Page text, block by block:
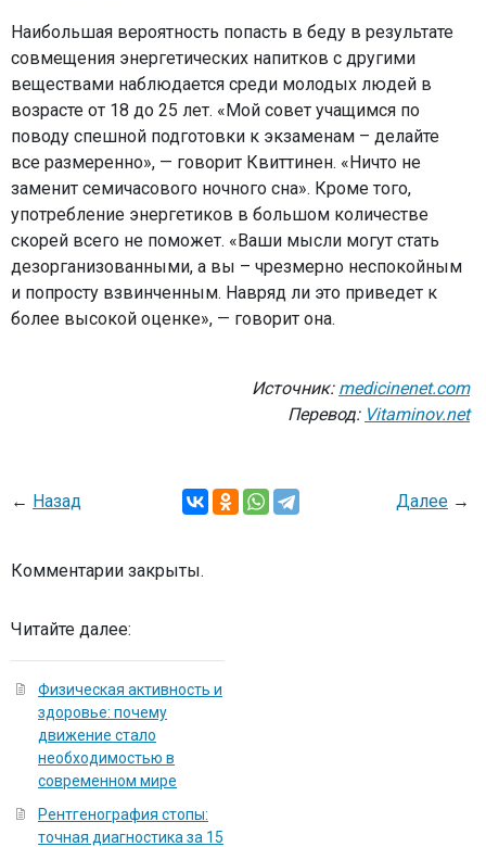
Наибольшая вероятность попасть в беду в результате
совмещения энергетических напитков с другими
веществами наблюдается среди молодых людей в
возрасте от 18 до 25 лет. «Мой совет учащимся по
поводу спешной подготовки к экзаменам – делайте
все размеренно», — говорит Квиттинен. «Ничто не
заменит семичасового ночного сна». Кроме того,
употребление энергетиков в большом количестве
скорей всего не поможет. «Ваши мысли могут стать
дезорганизованными, а вы – чрезмерно неспокойным
и попросту взвинченным. Навряд ли это приведет к
более высокой оценке», — говорит она.
Источник: medicinenet.com
Перевод: Vitaminov.net
← Назад Далее →
Комментарии закрыты.
Читайте далее:
Физическая активность и
здоровье: почему
движение стало
необходимостью в
современном мире
Рентгенография стопы:
точная диагностика за 15